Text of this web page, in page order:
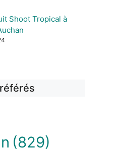
Shoot Tropical à
(829)